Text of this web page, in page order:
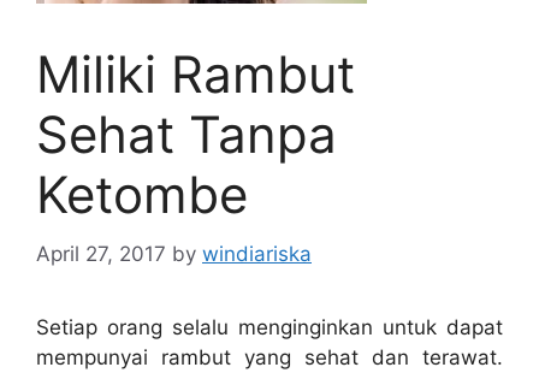
Miliki Rambut
Sehat Tanpa
Ketombe
April 27, 2017 by windiariska
Setiap orang selalu menginginkan untuk dapat
mempunyai rambut yang sehat dan terawat.